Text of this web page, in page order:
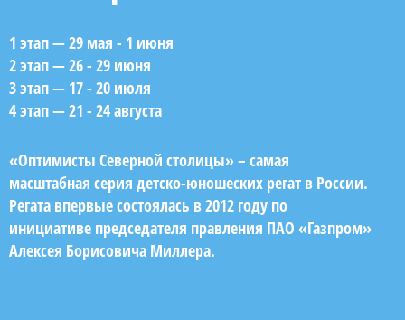
1 этап — 29 мая - 1 июня
2 этап — 26 - 29 июня
3 этап — 17 - 20 июля
4 этап — 21 - 24 августа
«Оптимисты Северной столицы» – самая
масштабная серия детско-юношеских регат в России.
Регата впервые состоялась в 2012 году по
инициативе председателя правления ПАО «Газпром»
Алексея Борисовича Миллера.